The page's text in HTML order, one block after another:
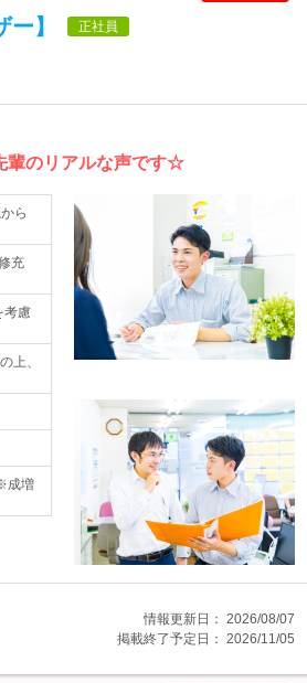
】 正社員
輩のリアルな声です☆
ら
充
考慮
上、
成増
情報更新日： 2026/08/07
掲載終了予定日： 2026/11/05